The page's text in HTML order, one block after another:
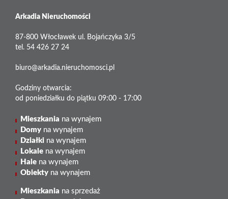
Arkadia Nieruchomości
87-800 Włocławek ul. Bojańczyka 3/5
tel. 54 426 27 24
biuro@arkadia.nieruchomosci.pl
Godziny otwarcia:
od poniedziałku do piątku 09:00 - 17:00
Mieszkania na wynajem
Domy na wynajem
Działki na wynajem
Lokale na wynajem
Hale na wynajem
Obiekty na wynajem
Mieszkania na sprzedaż